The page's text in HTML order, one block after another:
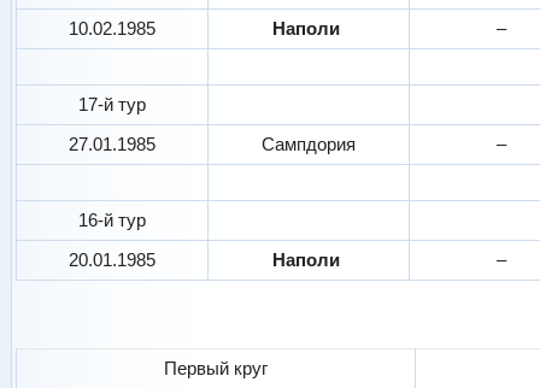
10.02.1985
Наполи –
17-й тур
27.01.1985
Сампдория –
16-й тур
20.01.1985
Наполи –
Первый круг